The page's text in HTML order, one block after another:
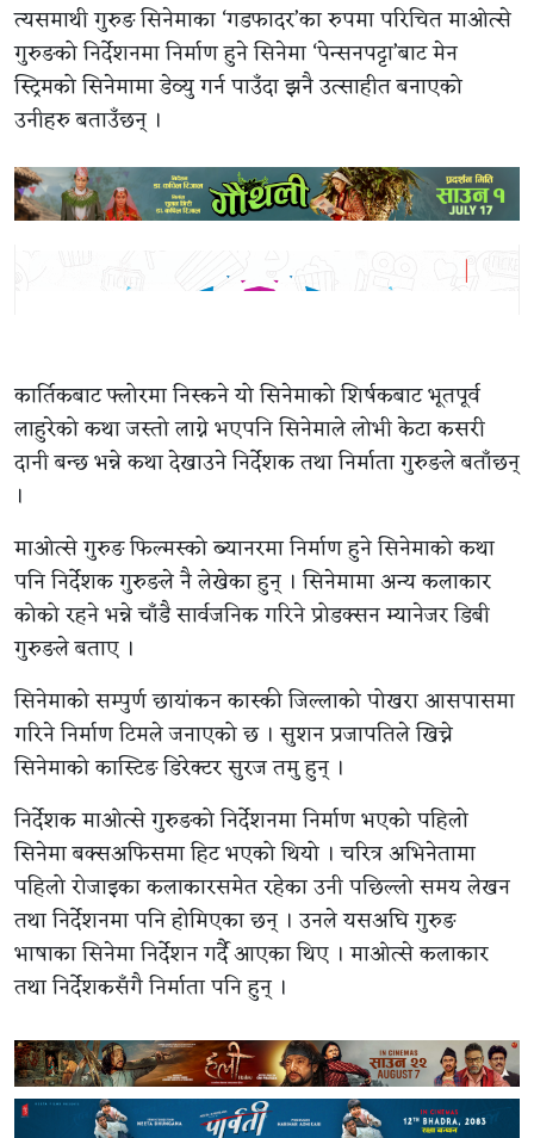
त्यसमाथी गुरुङ सिनेमाका ‘गडफादर’का रुपमा परिचित माओत्से
गुरुङको निर्देशनमा निर्माण हुने सिनेमा ‘पेन्सनपट्टा’बाट मेन
स्ट्रिमको सिनेमामा डेव्यु गर्न पाउँदा झनै उत्साहीत बनाएको
उनीहरु बताउँछन् ।
कार्तिकबाट फ्लोरमा निस्कने यो सिनेमाको शिर्षकबाट भूतपूर्व
लाहुरेको कथा जस्तो लाग्ने भएपनि सिनेमाले लोभी केटा कसरी
दानी बन्छ भन्ने कथा देखाउने निर्देशक तथा निर्माता गुरुङले बताँछन्
।
माओत्से गुरुङ फिल्मस्को ब्यानरमा निर्माण हुने सिनेमाको कथा
पनि निर्देशक गुरुङले नै लेखेका हुन् । सिनेमामा अन्य कलाकार
कोको रहने भन्ने चाँडै सार्वजनिक गरिने प्रोडक्सन म्यानेजर डिबी
गुरुङले बताए ।
सिनेमाको सम्पुर्ण छायांकन कास्की जिल्लाको पोखरा आसपासमा
गरिने निर्माण टिमले जनाएको छ । सुशन प्रजापतिले खिच्ने
सिनेमाको कास्टिङ डिरेक्टर सुरज तमु हुन् ।
निर्देशक माओत्से गुरुङको निर्देशनमा निर्माण भएको पहिलो
सिनेमा बक्सअफिसमा हिट भएको थियो । चरित्र अभिनेतामा
पहिलो रोजाइका कलाकारसमेत रहेका उनी पछिल्लो समय लेखन
तथा निर्देशनमा पनि होमिएका छन् । उनले यसअघि गुरुङ
भाषाका सिनेमा निर्देशन गर्दै आएका थिए । माओत्से कलाकार
तथा निर्देशकसँगै निर्माता पनि हुन् ।